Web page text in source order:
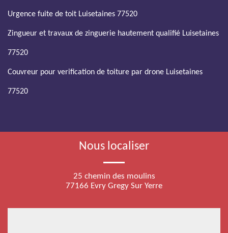
Urgence fuite de toit Luisetaines 77520
Zingueur et travaux de zinguerie hautement qualifié Luisetaines
77520
Couvreur pour verification de toiture par drone Luisetaines
77520
Nous localiser
25 chemin des moulins
77166 Evry Gregy Sur Yerre